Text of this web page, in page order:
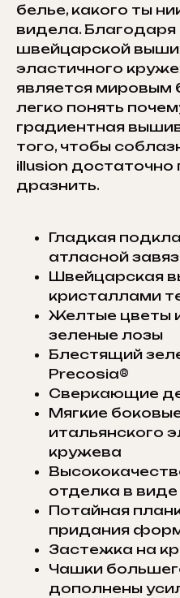
белье, какого ты
видела.
швейцарской
эластичного
является мировым
легко понять
градиентная
того, чтобы
illusion достаточно
дразнить.
Гладкая
атласной
Швейцарская
кристаллами
Желтые цветы
зеленые лозы
Блестящий
Precosia®
Сверкающие
Мягкие
итальянского
кружева
отделка в виде
Потайная
придания
Застежка на
Чашки
дополнены